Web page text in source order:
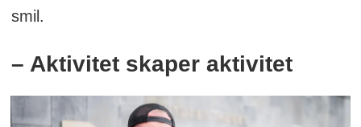
smil.
– Aktivitet skaper aktivitet